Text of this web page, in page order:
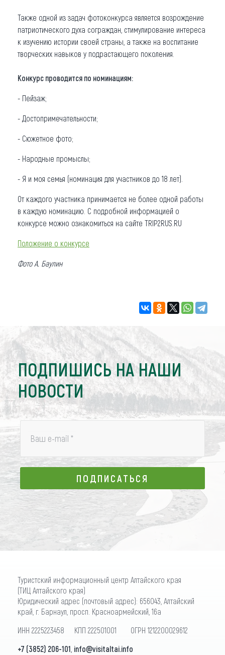
Также одной из задач фотоконкурса является возрождение
патриотического духа сограждан, стимулирование интереса
к изучению истории своей страны, а также на воспитание
творческих навыков у подрастающего поколения.
Конкурс проводится по номинациям:
- Пейзаж;
- Достопримечательности;
- Сюжетное фото;
- Народные промыслы;
- Я и моя семья (номинация для участников до 18 лет).
От каждого участника принимается не более одной работы
в каждую номинацию. С подробной информацией о
конкурсе можно ознакомиться на сайте TRIP2RUS.RU
Положение о конкурсе
Фото А. Баулин
ПОДПИШИСЬ НА НАШИ
НОВОСТИ
Ваш e-mail *
ПОДПИСАТЬСЯ
ПОДПИСАТЬСЯ
Туристский информационный центр Алтайского края
(ТИЦ Алтайского края)
Юридический адрес (почтовый адрес): 656043, Алтайский
край, г. Барнаул, просп. Красноармейский, 16а
ИНН 2225223458 КПП 222501001 ОГРН 1212200029612
+7 (3852) 206-101 info@visitaltai.info